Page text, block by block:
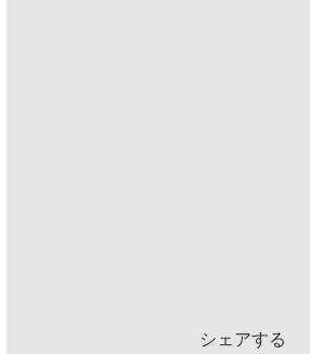
シェアする